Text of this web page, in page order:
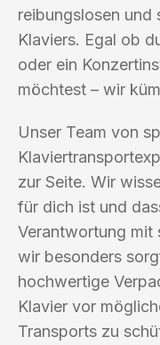
reibungslosen und
Klaviers. Egal ob
oder ein
möchtest – wir
Unser Team von
zur Seite. Wir
für dich ist und
Verantwortung mit
wir besonders
hochwertige
Klavier vor
Transports zu